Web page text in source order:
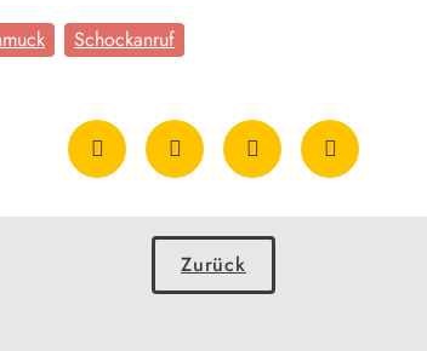
Schockanruf
Zurück